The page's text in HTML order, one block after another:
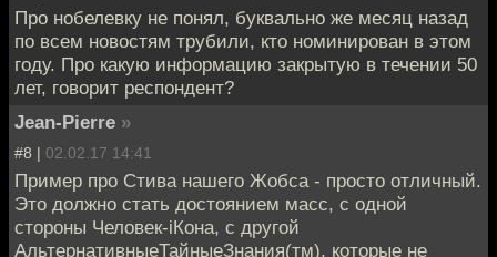
Про нобелевку не понял, буквально же месяц назад
по всем новостям трубили, кто номинирован в этом
году. Про какую информацию закрытую в течении 50
лет, говорит респондент?
Jean-Pierre »
#8 | 02.02.17 14:41
Пример про Стива нашего Жобса - просто отличный.
Это должно стать достоянием масс, с одной
стороны Человек-iКона, с другой
АльтернативныеТайныеЗнания(тм), которые не